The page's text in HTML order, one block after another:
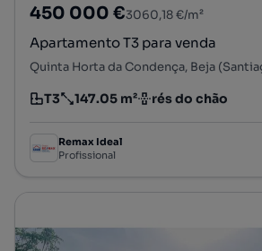
450 000 €3060,18 €/m²
Apartamento T3 para venda
Tipologia
T3
Preço por metro quadrado
147.05 m²
Andar rés do chão
Remax Ideal
Profissional